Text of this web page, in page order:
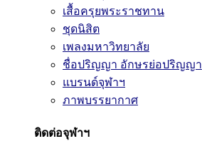
เสื้อครุยพระราชทาน
ชุดนิสิต
เพลงมหาวิทยาลัย
ชื่อปริญญา อักษรย่อปริญญา
แบรนด์จุฬาฯ
ภาพบรรยากาศ
ติดต่อจุฬาฯ